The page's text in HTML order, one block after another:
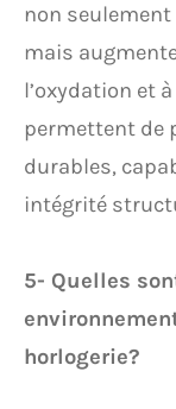
non seulement
mais
l’oxydation et
permettent de
durables,
intégrité
5- Quelles
horlogerie?